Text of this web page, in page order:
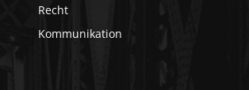
Recht
Kommunikation